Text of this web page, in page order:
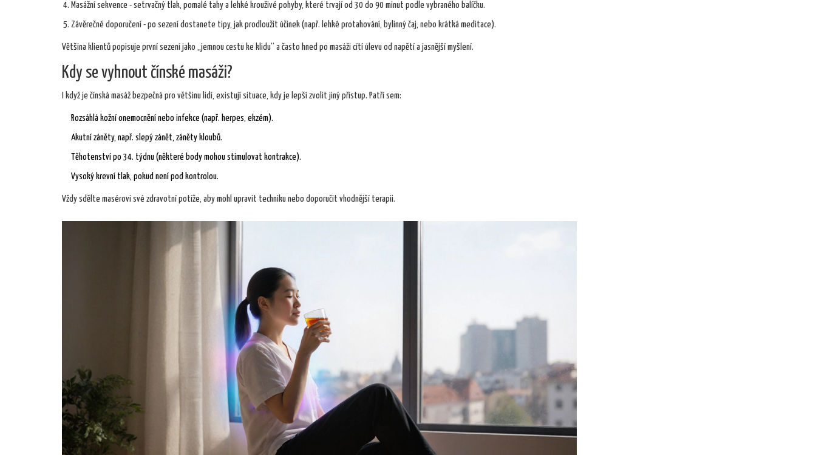
Masážní sekvence - setrvačný tlak, pomalé tahy a lehké krouživé pohyby, které trvají od 30 do 90 minut podle vybraného balíčku.
Závěrečné doporučení - po sezení dostanete tipy, jak prodloužit účinek (např. lehké protahování, bylinný čaj, nebo krátká meditace).
Většina klientů popisuje první sezení jako „jemnou cestu ke klidu“ a často hned po masáži cítí úlevu od napětí a jasnější myšlení.
Kdy se vyhnout čínské masáži?
I když je čínská masáž bezpečná pro většinu lidí, existují situace, kdy je lepší zvolit jiný přístup. Patří sem:
Rozsáhlá kožní onemocnění nebo infekce (např. herpes, ekzém).
Akutní záněty, např. slepý zánět, záněty kloubů.
Těhotenství po 34. týdnu (některé body mohou stimulovat kontrakce).
Vysoký krevní tlak, pokud není pod kontrolou.
Vždy sdělte masérovi své zdravotní potíže, aby mohl upravit techniku nebo doporučit vhodnější terapii.